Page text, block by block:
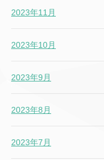
2023年11月
2023年10月
2023年9月
2023年8月
2023年7月